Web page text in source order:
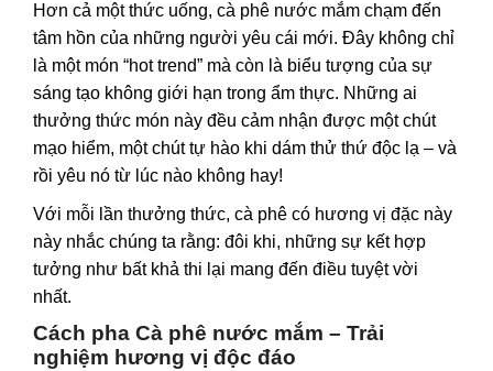
Hơn cả một thức uống, cà phê nước mắm chạm đến
tâm hồn của những người yêu cái mới. Đây không chỉ
là một món “hot trend” mà còn là biểu tượng của sự
sáng tạo không giới hạn trong ẩm thực. Những ai
thưởng thức món này đều cảm nhận được một chút
mạo hiểm, một chút tự hào khi dám thử thứ độc lạ – và
rồi yêu nó từ lúc nào không hay!
Với mỗi lần thưởng thức, cà phê có hương vị đặc này
này nhắc chúng ta rằng: đôi khi, những sự kết hợp
tưởng như bất khả thi lại mang đến điều tuyệt vời
nhất.
Cách pha Cà phê nước mắm – Trải
nghiệm hương vị độc đáo